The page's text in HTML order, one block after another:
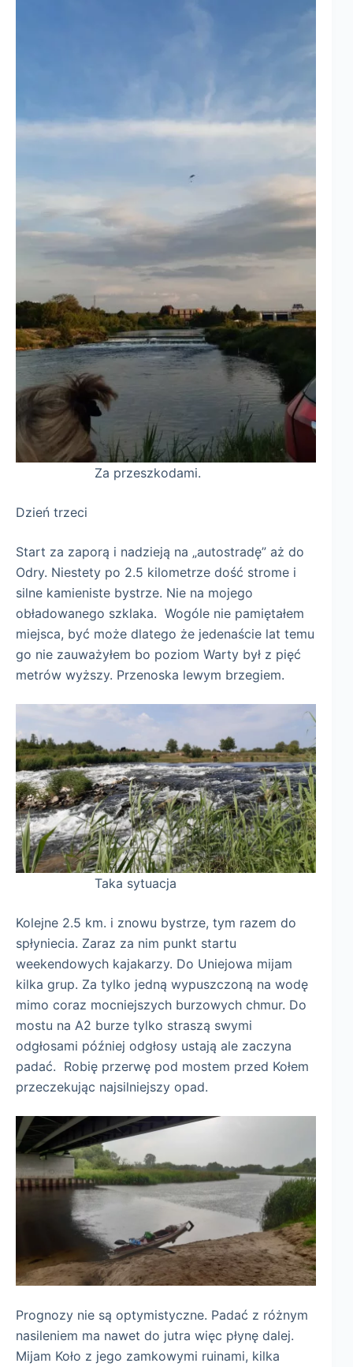
Za przeszkodami.
Dzień trzeci
Start za zaporą i nadzieją na „autostradę” aż do
Odry. Niestety po 2.5 kilometrze dość strome i
silne kamieniste bystrze. Nie na mojego
obładowanego szklaka. Wogóle nie pamiętałem
miejsca, być może dlatego że jedenaście lat temu
go nie zauważyłem bo poziom Warty był z pięć
metrów wyższy. Przenoska lewym brzegiem.
Taka sytuacja
Kolejne 2.5 km. i znowu bystrze, tym razem do
spłyniecia. Zaraz za nim punkt startu
weekendowych kajakarzy. Do Uniejowa mijam
kilka grup. Za tylko jedną wypuszczoną na wodę
mimo coraz mocniejszych burzowych chmur. Do
mostu na A2 burze tylko straszą swymi
odgłosami później odgłosy ustają ale zaczyna
padać. Robię przerwę pod mostem przed Kołem
przeczekując najsilniejszy opad.
Prognozy nie są optymistyczne. Padać z różnym
nasileniem ma nawet do jutra więc płynę dalej.
Mijam Koło z jego zamkowymi ruinami, kilka